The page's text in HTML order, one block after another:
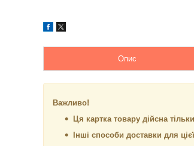
Опис
Важливо!
Ця картка товару дійсна
Інші способи доставки для